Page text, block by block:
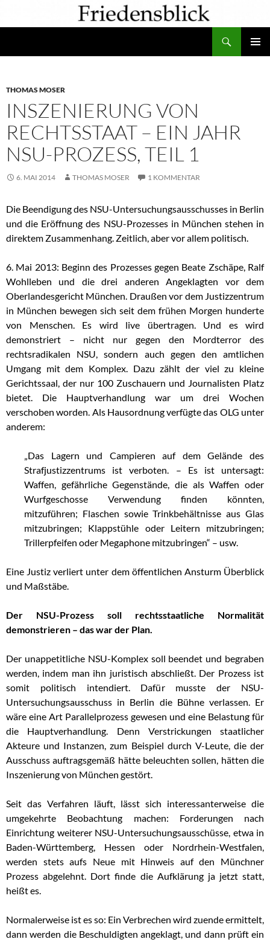
THOMAS MOSER
INSZENIERUNG VON
RECHTSSTAAT – EIN JAHR
NSU-PROZESS, TEIL 1
6. MAI 2014 THOMAS MOSER 1 KOMMENTAR
Die Beendigung des NSU-Untersuchungsausschusses in Berlin
und die Eröffnung des NSU-Prozesses in München stehen in
direktem Zusammenhang. Zeitlich, aber vor allem politisch.
6. Mai 2013: Beginn des Prozesses gegen Beate Zschäpe, Ralf
Wohlleben und die drei anderen Angeklagten vor dem
Oberlandesgericht München. Draußen vor dem Justizzentrum
in München bewegen sich seit dem frühen Morgen hunderte
von Menschen. Es wird live übertragen. Und es wird
demonstriert – nicht nur gegen den Mordterror des
rechtsradikalen NSU, sondern auch gegen den amtlichen
Umgang mit dem Komplex. Dazu zählt der viel zu kleine
Gerichtssaal, der nur 100 Zuschauern und Journalisten Platz
bietet. Die Hauptverhandlung war um drei Wochen
verschoben worden. Als Hausordnung verfügte das OLG unter
anderem:
„Das Lagern und Campieren auf dem Gelände des
Strafjustizzentrums ist verboten. – Es ist untersagt:
Waffen, gefährliche Gegenstände, die als Waffen oder
Wurfgeschosse Verwendung finden könnten,
mitzuführen; Flaschen sowie Trinkbehältnisse aus Glas
mitzubringen; Klappstühle oder Leitern mitzubringen;
Trillerpfeifen oder Megaphone mitzubringen“ – usw.
Eine Justiz verliert unter dem öffentlichen Ansturm Überblick
und Maßstäbe.
Der NSU-Prozess soll rechtsstaatliche Normalität
demonstrieren – das war der Plan.
Der unappetitliche NSU-Komplex soll beendet und begraben
werden, indem man ihn juristisch abschließt. Der Prozess ist
somit politisch intendiert. Dafür musste der NSU-
Untersuchungsausschuss in Berlin die Bühne verlassen. Er
wäre eine Art Parallelprozess gewesen und eine Belastung für
die Hauptverhandlung. Denn Verstrickungen staatlicher
Akteure und Instanzen, zum Beispiel durch V-Leute, die der
Ausschuss auftragsgemäß hätte beleuchten sollen, hätten die
Inszenierung von München gestört.
Seit das Verfahren läuft, lässt sich interessanterweise die
umgekehrte Beobachtung machen: Forderungen nach
Einrichtung weiterer NSU-Untersuchungsausschüsse, etwa in
Baden-Württemberg, Hessen oder Nordrhein-Westfalen,
werden stets aufs Neue mit Hinweis auf den Münchner
Prozess abgelehnt. Dort finde die Aufklärung ja jetzt statt,
heißt es.
Normalerweise ist es so: Ein Verbrechen wird zuende ermittelt,
dann werden die Beschuldigten angeklagt, und dann prüft ein